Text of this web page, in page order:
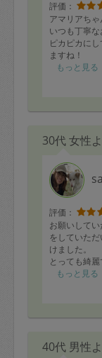
評価：
アマリアちゃ
いつも丁寧
ピカピカに
ますね！
もっと見る
30代 女性
評価：
お願いして
をしていた
けました。
とっても綺
します。
もっと見る
40代 男性